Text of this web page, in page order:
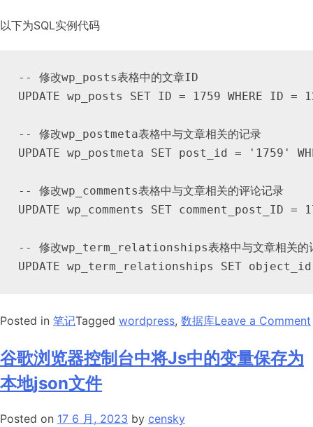
以下为SQL实例代码
-- 修改wp_posts表格中的文章ID
UPDATE wp_posts SET ID = 1759 WHERE ID =
-- 修改wp_postmeta表格中与文章相关的记录
UPDATE wp_postmeta SET post_id = '1759'
-- 修改wp_comments表格中与文章相关的评论记录
UPDATE wp_comments SET comment_post_ID =
-- 修改wp_term_relationships表格中与文章相关的
UPDATE wp_term_relationships SET
Posted in 笔记Tagged wordpress, 数据库Leave a Comment
谷歌浏览器控制台中将Js中的变量保存为
本地json文件
Posted on 17 6 月, 2023 by censky